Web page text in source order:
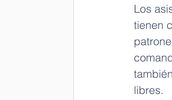
Los
tienen
libres.